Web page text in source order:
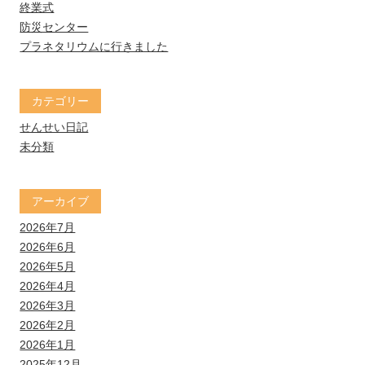
終業式
防災センター
プラネタリウムに行きました
カテゴリー
せんせい日記
未分類
アーカイブ
2026年7月
2026年6月
2026年5月
2026年4月
2026年3月
2026年2月
2026年1月